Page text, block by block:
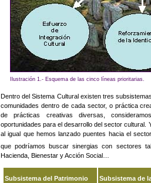
Ilustración 1.- Esquema de las cinco líneas prioritarias.
Dentro del Sistema Cultural existen tres
comunidades dentro de cada sector, o práctica
de prácticas creativas diversas,
oportunidades parael desarrollo del sector cultural.
al igual que hemos lanzado puentes hacia el
que podríamos buscar sinergias con sectores
Hacienda, Bienestar y Acción Social…
Subsistema del Patrimonio
Subsistema de